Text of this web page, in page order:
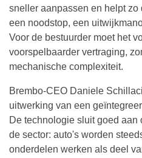
sneller aanpassen en helpt zo
een noodstop, een
Voor de bestuurder moet het
voorspelbaarder vertraging,
mechanische complexiteit.
Brembo-CEO Daniele
uitwerking van een
De technologie sluit goed aan
de sector: auto's worden
onderdelen werken als deel